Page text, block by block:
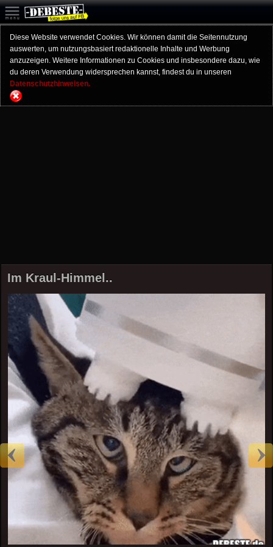
Diese Website verwendet Cookies. Wir können damit die Seitennutzung
auswerten, um nutzungsbasiert redaktionelle Inhalte und Werbung
anzuzeigen. Weitere Informationen zu Cookies und insbesondere dazu, wie
du deren Verwendung widersprechen kannst, findest du in unseren
Datenschutzhinweisen.
Im Kraul-Himmel..